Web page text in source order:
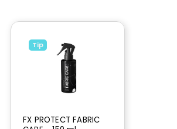
Nejdražší
Nejprodávanější
Abecedně
Tip
FX PROTECT FABRIC